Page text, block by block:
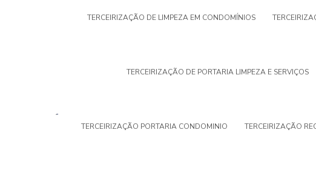
TERCEIRIZAÇÃO DE LIMPEZA EM CONDOMÍNIOS
TERCEIRIZAÇÃO DE PORTARIA LIMPEZA E SERVIÇOS
TERCEIRIZAÇÃO PORTARIA CONDOMINIO TERCEIRIZAÇÃO